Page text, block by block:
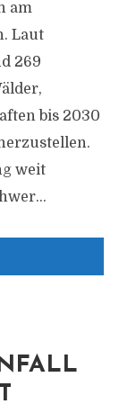
am
Laut
269
bis 2030
weit